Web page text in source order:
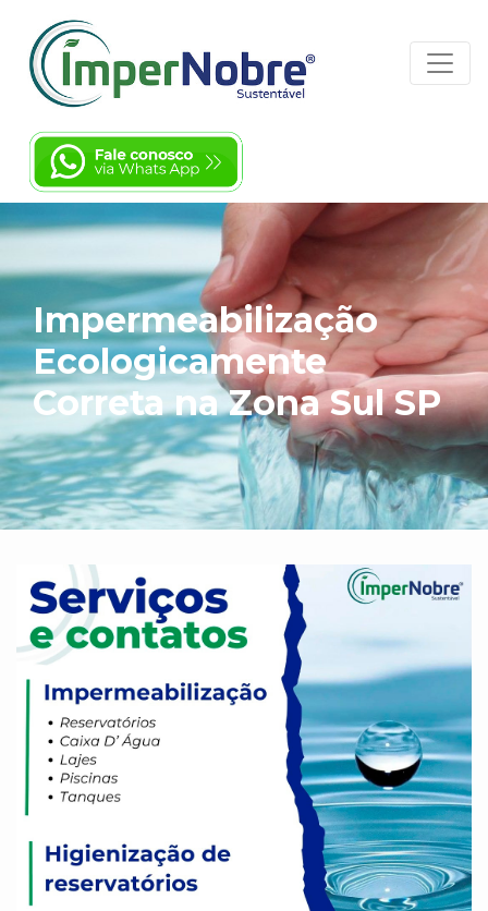
Impermeabilização
Ecologicamente
Correta na Zona Sul SP